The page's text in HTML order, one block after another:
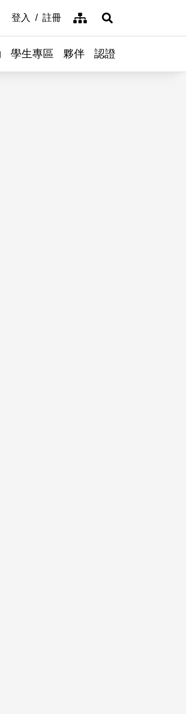
登入 註冊 網站導覽展開搜尋
學生專區 夥伴 認證